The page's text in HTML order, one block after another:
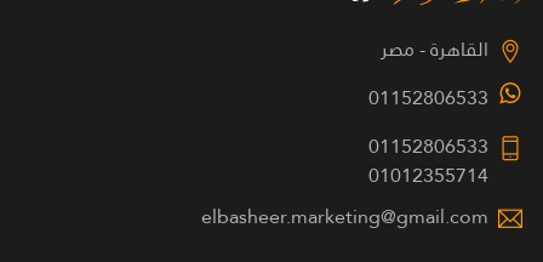
القاهرة - مصر
01152806533
01152806533
01012355714
elbasheer.marketing@gmail.com